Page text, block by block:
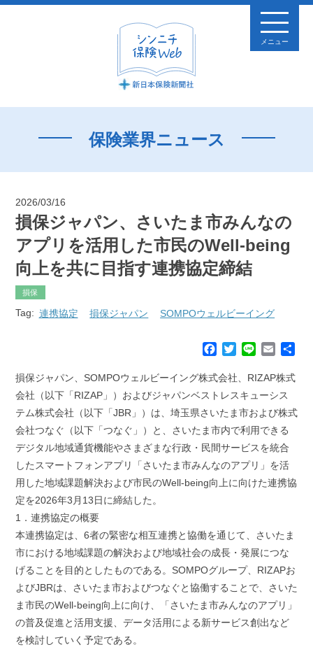
メニュー
保険業界ニュース
2026/03/16
損保ジャパン、さいたま市みんなの
アプリを活用した市民のWell-being
向上を共に目指す連携協定締結
損保
Tag: 連携協定 損保ジャパン SOMPOウェルビーイング
c
e
o
o
k
T
i
t
e
r
n
E
a
損保ジャパン、SOMPOウェルビーイング株式会社、RIZAP株式
会社（以下「RIZAP」）およびジャパンベストレスキューシス
テム株式会社（以下「JBR」）は、埼玉県さいたま市および株式
会社つなぐ（以下「つなぐ」）と、さいたま市内で利用できる
デジタル地域通貨機能やさまざまな行政・民間サービスを統合
したスマートフォンアプリ「さいたま市みんなのアプリ」を活
用した地域課題解決および市民のWell-being向上に向けた連携協
定を2026年3月13日に締結した。
1．連携協定の概要
本連携協定は、6者の緊密な相互連携と協働を通じて、さいたま
市における地域課題の解決および地域社会の成長・発展につな
げることを目的としたものである。SOMPOグループ、RIZAPお
よびJBRは、さいたま市およびつなぐと協働することで、さいた
ま市民のWell-being向上に向け、「さいたま市みんなのアプリ」
の普及促進と活用支援、データ活用による新サービス創出など
を検討していく予定である。